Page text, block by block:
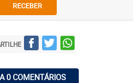
RECEBER
0 COMENTÁRIOS